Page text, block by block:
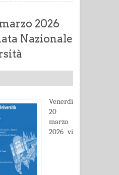
2026
Nazionale
Venerdì
20
marzo
2026 vi